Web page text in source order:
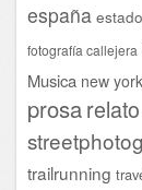
españa
fotografía callejera
Musica new york
prosarelato
trailrunning